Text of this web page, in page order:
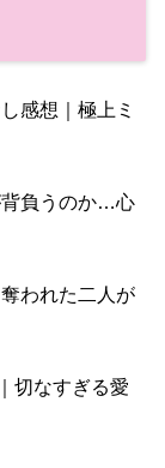
感想｜極上ミ
背負うのか…心
われた二人が
切なすぎる愛